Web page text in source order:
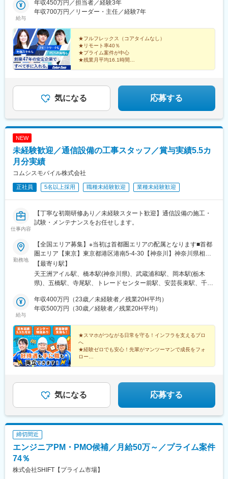
ル【新潟オフィス】新潟県新潟市中央区東大通1-2-23 北陸ビル
6F【名古屋オフィス】愛知県名古屋市中区錦1-6-26 JMFビル名
BLDG 4F【福岡オフィス】福岡県福岡市博多区中洲中島町2-3 福
岡フジランドビル5F【クライアント先】東京都・熊本県
ー駅、西鉄福岡駅
給与
年収450万円／担当者／経験3年
年収700万円／リーダー・主任／経験7年
★フルフレックス（コアタイムなし）
★リモート率40％
★プライム案件が中心
★残業月平均16.1時間
★技術スペシャリスト制度で専門性を正当に評価
気になる 応募する
NEW
未経験歓迎／通信設備の工事スタッフ／賞与実績5.5カ
月分実績
コムシスモバイル株式会社
正社員 5名以上採用 職種未経験歓迎 業種未経験歓迎
仕事内容
【丁寧な初期研修あり／未経験スタート歓迎】通信設備の施工・
試験・メンテナンスをお任せします。
勤務地
【全国エリア募集】※当初は首都圏エリアの配属となります■首都
圏エリア【東京】東京都港区港南5-4-30【神奈川】神奈川県相模
原市緑区大山町7 3F【埼玉】埼玉県さいたま市南区内谷6-2-
8【栃木】栃木県宇都宮市平出工業団地3番地10■東北エリア宮城
県仙台市若林区清水小路8-36■信越エリア新潟県新潟市西区的場流
ア広島県広島市西区大芝3-5-22■九州エリア福岡県福岡市博多区千
代2-15-12※各拠点受動喫煙防止対策あり
【最寄り駅】
天王洲アイル駅、橋本駅(神奈川県)、武蔵浦和駅、岡本駅(栃木
県)、五橋駅、寺尾駅、トレードセンター前駅、安芸長束駅、千代
(福岡県)、宮城野通駅、中ふ頭駅
給与
年収400万円（23歳／未経験者／残業20H平均）
年収500万円（30歳／経験者／残業20H平均）
★スマホがつながる日常を守る！インフラを支えるプロ
へ
★経験ゼロでも安心！先輩がマンツーマンで成長をフォ
ロー
気になる 応募する
締切間近
エンジニアPM・PMO候補／月給50万～／プライム案件
74％
株式会社SHIFT【プライム市場】